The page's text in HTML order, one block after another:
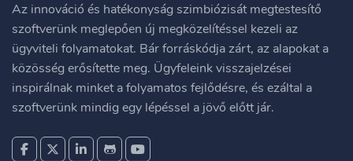
Az innováció és hatékonyság szimbiózisát megtestesítő
szoftverünk meglepően új megközelítéssel kezeli az
ügyviteli folyamatokat. Bár forráskódja zárt, az alapokat a
közösség erősítette meg. Ügyfeleink visszajelzései
inspirálnak minket a folyamatos fejlődésre, és ezáltal a
szoftverünk mindig egy lépéssel a jövő előtt jár.